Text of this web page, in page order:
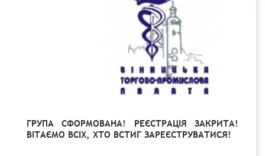
ГРУПА СФОРМОВАНА! РЕЄСТРАЦІЯ ЗАКРИТА!
ВІТАЄМО ВСІХ, ХТО ВСТИГ ЗАРЕЄСТРУВАТИСЯ!